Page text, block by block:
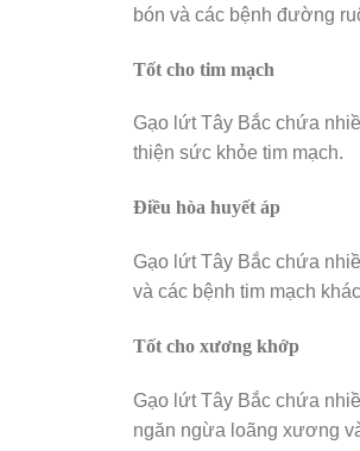
bón và các bệnh đường
Tốt cho tim mạch
Gạo lứt Tây Bắc chứa
thiện sức khỏe tim mạch.
Điều hòa huyết áp
Gạo lứt Tây Bắc chứa
và các bệnh tim mạch
Tốt cho xương khớp
Gạo lứt Tây Bắc chứa
ngăn ngừa loãng xương